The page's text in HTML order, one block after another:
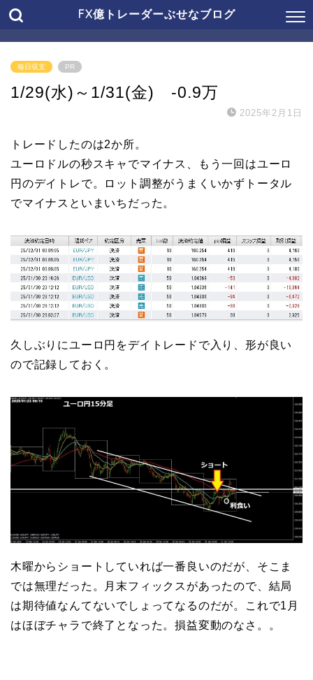
FX億トレーダーぶせなブログ
毎日収支 PR
1/29(水)～1/31(金) -0.9万
2025年2月1日
トレードしたのは2か所。
ユーロドルの秒スキャでマイナス、もう一回はユーロ
円のデイトレで。ロット調整がうまくいかずトータル
でマイナスといまいちだった。
久しぶりにユーロ円をデイトレードで入り、形が良い
ので記録しておく。
木曜からショートしていれば一番良いのだが、そこま
では無理だった。月末フィックスがあったので、結局
は期待値なんてないでしょってなるのだが。これで1月
はほぼチャラで終了となった。損益変動のなさ。。